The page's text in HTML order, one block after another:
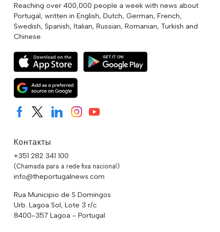
Reaching over 400,000 people a week with news about
Portugal, written in English, Dutch, German, French,
Swedish, Spanish, Italian, Russian, Romanian, Turkish and
Chinese.
Контакты
+351 282 341 100
(Chamada para a rede fixa nacional)
info@theportugalnews.com
Rua Municipio de S Domingos
Urb. Lagoa Sol, Lote 3 r/c
8400-357 Lagoa - Portugal